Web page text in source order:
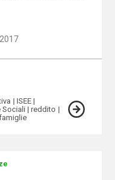
ISEE
Sociali
reddito